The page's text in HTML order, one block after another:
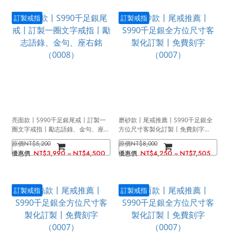
訂製戒指
亮面款〡S990千足銀尾戒〡訂製一
圈文字戒指〡勵志語錄、金句、座右
銘（0008）
NT$5,200
NT$3,990 ~ NT$4,500
訂製戒指
磨砂款〡尾戒推薦〡S990千足銀全
方位尺寸客製化訂製〡免費刻字
（0007）
NT$8,000
NT$4,250 ~ NT$7,505
訂製戒指 訂製戒指